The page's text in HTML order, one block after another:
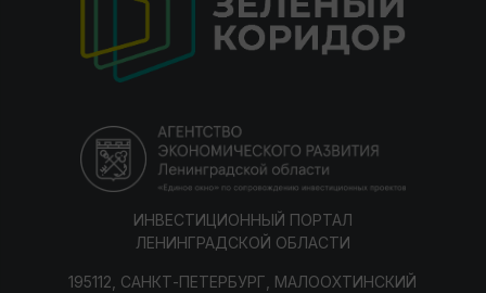
ИНВЕСТИЦИОННЫЙ ПОРТАЛ
ЛЕНИНГРАДСКОЙ ОБЛАСТИ
195112, САНКТ-ПЕТЕРБУРГ, МАЛООХТИНСКИЙ